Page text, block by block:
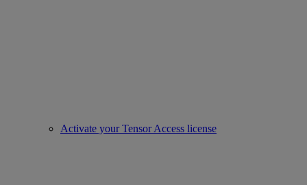
Activate your Tensor Access license